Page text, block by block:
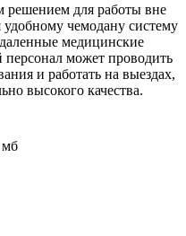
решением для работы вне
удобному чемодану систему
медицинские
может проводить
и работать на выездах,
высокого качества.
мб